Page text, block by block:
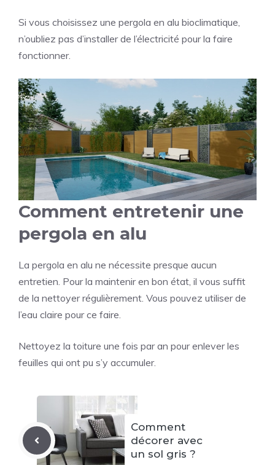
Si vous choisissez une pergola en alu bioclimatique,
n’oubliez pas d’installer de l’électricité pour la faire
fonctionner.
Comment entretenir une
pergola en alu
La pergola en alu ne nécessite presque aucun
entretien. Pour la maintenir en bon état, il vous suffit
de la nettoyer régulièrement. Vous pouvez utiliser de
l’eau claire pour ce faire.
Nettoyez la toiture une fois par an pour enlever les
feuilles qui ont pu s’y accumuler.
Comment
décorer avec
un sol gris ?